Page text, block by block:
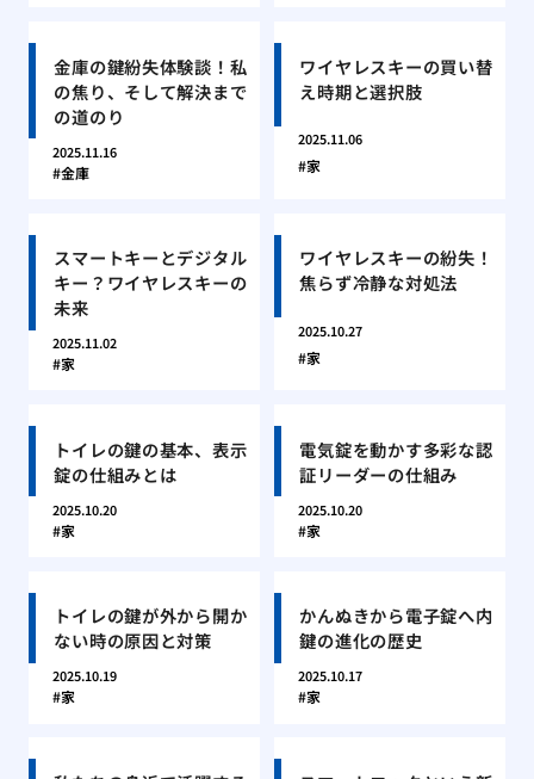
金庫の鍵紛失体験談！私
の焦り、そして解決まで
の道のり
2025.11.16
金庫
ワイヤレスキーの買い替
え時期と選択肢
2025.11.06
家
スマートキーとデジタル
キー？ワイヤレスキーの
未来
2025.11.02
家
ワイヤレスキーの紛失！
焦らず冷静な対処法
2025.10.27
家
トイレの鍵の基本、表示
錠の仕組みとは
2025.10.20
家
電気錠を動かす多彩な認
証リーダーの仕組み
2025.10.20
家
トイレの鍵が外から開か
ない時の原因と対策
2025.10.19
家
かんぬきから電子錠へ内
鍵の進化の歴史
2025.10.17
家